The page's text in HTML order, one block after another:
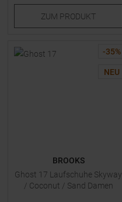
ZUM PRODUKT
-35%
NEU
BROOKS
Ghost 17 Laufschuhe Skyway
/ Coconut / Sand Damen